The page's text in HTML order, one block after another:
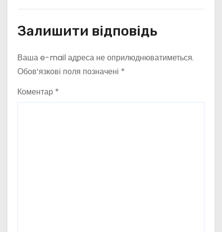
Залишити відповідь
Ваша e-mail адреса не оприлюднюватиметься.
Обов’язкові поля позначені *
Коментар *